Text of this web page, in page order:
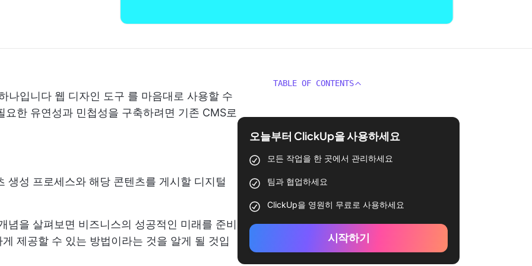
나입니다 웹 디자인 도구 를 마음대로 사용할 수
한 유연성과 민첩성을 구축하려면 기존 CMS로
생성 프로세스와 해당 콘텐츠를 게시할 디지털
념을 살펴보면 비즈니스의 성공적인 미래를 준비
제공할 수 있는 방법이라는 것을 알게 될 것입
TABLE OF CONTENTS
오늘부터 ClickUp을 사용하세요
모든 작업을 한 곳에서 관리하세요
팀과 협업하세요
ClickUp을 영원히 무료로 사용하세요
시작하기